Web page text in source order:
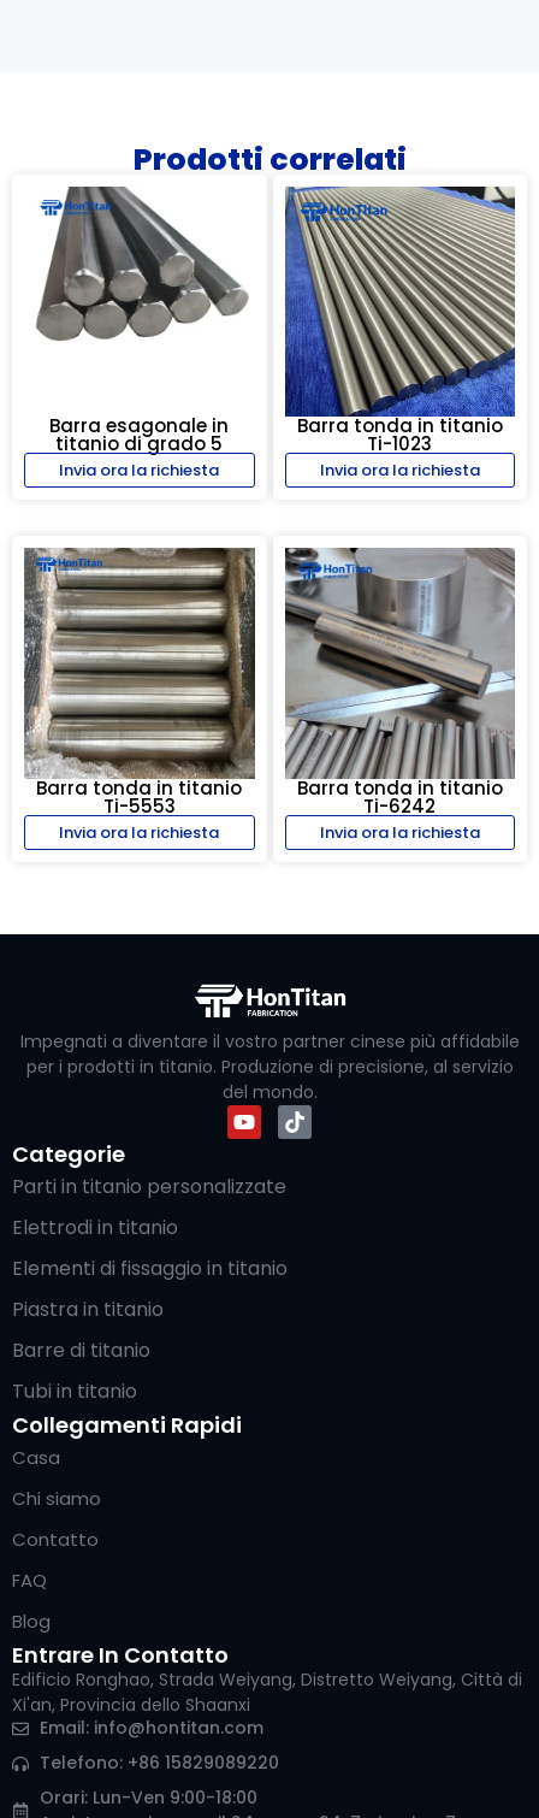
Prodotti correlati
Barra esagonale in
titanio di grado 5
Invia ora la richiesta
Barra tonda in titanio
Ti-1023
Invia ora la richiesta
Barra tonda in titanio
Ti-5553
Invia ora la richiesta
Barra tonda in titanio
Ti-6242
Invia ora la richiesta
Impegnati a diventare il vostro partner cinese più affidabile
per i prodotti in titanio. Produzione di precisione, al servizio
del mondo.
Categorie
Parti in titanio personalizzate
Elettrodi in titanio
Elementi di fissaggio in titanio
Piastra in titanio
Barre di titanio
Tubi in titanio
Collegamenti Rapidi
Casa
Chi siamo
Contatto
FAQ
Blog
Entrare In Contatto
Edificio Ronghao, Strada Weiyang, Distretto Weiyang, Città di
Xi'an, Provincia dello Shaanxi
Email: info@hontitan.com
Telefono: +86 15829089220
Orari: Lun-Ven 9:00-18:00